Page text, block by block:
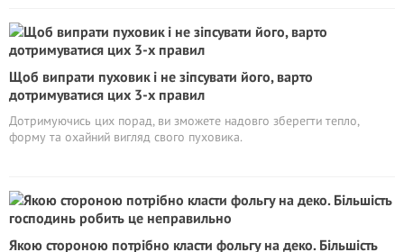
Щоб випрати пуховик і не зіпсувати його, варто
дотримуватися цих 3-х правил
Дотримуючись цих порад, ви зможете надовго зберегти тепло,
форму та охайний вигляд свого пуховика.
Якою стороною потрібно класти фольгу на деко. Більшість